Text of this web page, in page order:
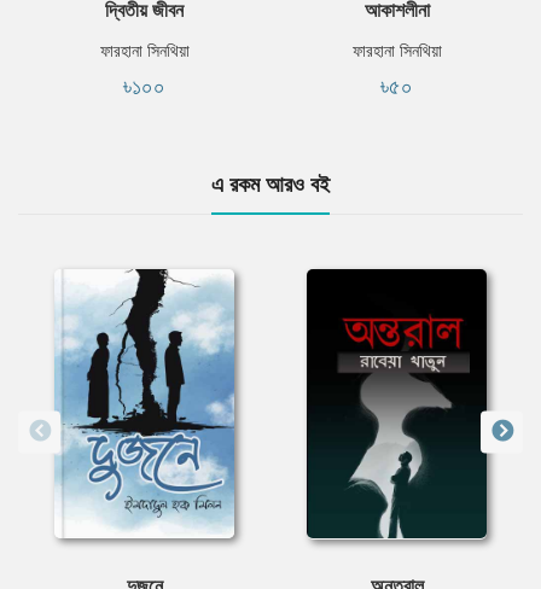
দ্বিতীয় জীবন
ফারহানা সিনথিয়া
৳১০০
আকাশলীনা
ফারহানা সিনথিয়া
৳৫০
এ রকম আরও বই